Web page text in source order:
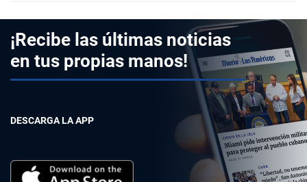
¡Recibe las últimas noticias
en tus propias manos!
DESCARGA LA APP